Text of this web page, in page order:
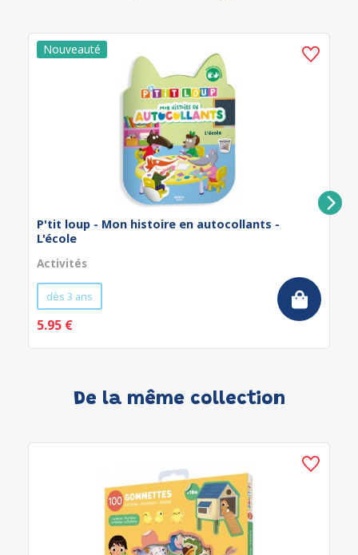
P'tit loup - Mon histoire en autocollants -
L'école
Activités
dès 3 ans
5.95 €
De la même collection